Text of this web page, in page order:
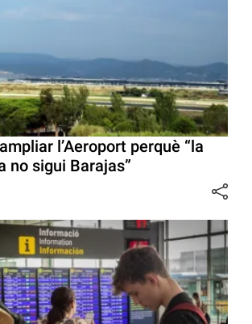
l’Aeroport perquè “la
no sigui Barajas”